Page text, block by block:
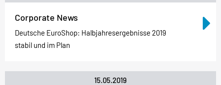
Corporate News
Deutsche EuroShop: Halbjahresergebnisse 2019
stabil und im Plan
15.05.2019